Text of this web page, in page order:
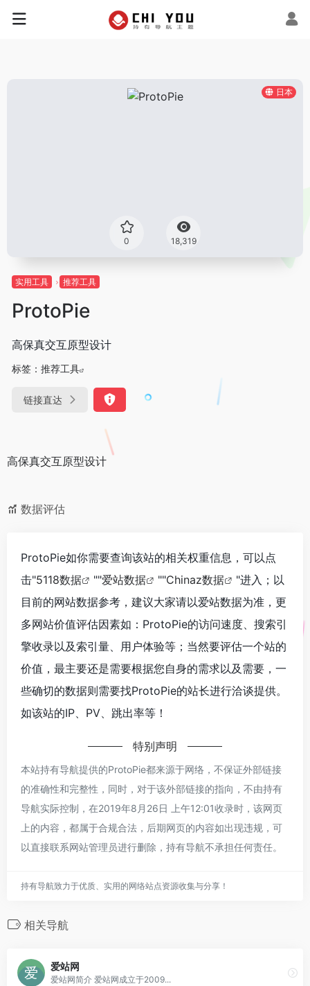
日本
0 18,319
实用工具 推荐工具
ProtoPie
高保真交互原型设计
标签： 推荐工具
链接直达
高保真交互原型设计
数据评估
ProtoPie如你需要查询该站的相关权重信息，可以点
击"5118数据 ""爱站数据 ""Chinaz数据
"进入；以
目前的网站数据参考，建议大家请以爱站数据为准，更
多网站价值评估因素如：ProtoPie的访问速度、搜索引
擎收录以及索引量、用户体验等；当然要评估一个站的
价值，最主要还是需要根据您自身的需求以及需要，一
些确切的数据则需要找ProtoPie的站长进行洽谈提供。
如该站的IP、PV、跳出率等！
特别声明
本站持有导航提供的ProtoPie都来源于网络，不保证外部链接
的准确性和完整性，同时，对于该外部链接的指向，不由持有
导航实际控制，在2019年8月26日 上午12:01收录时，该网页
上的内容，都属于合规合法，后期网页的内容如出现违规，可
以直接联系网站管理员进行删除，持有导航不承担任何责任。
持有导航致力于优质、实用的网络站点资源收集与分享！
相关导航
爱站网
爱站网简介 爱站网成立于2009...